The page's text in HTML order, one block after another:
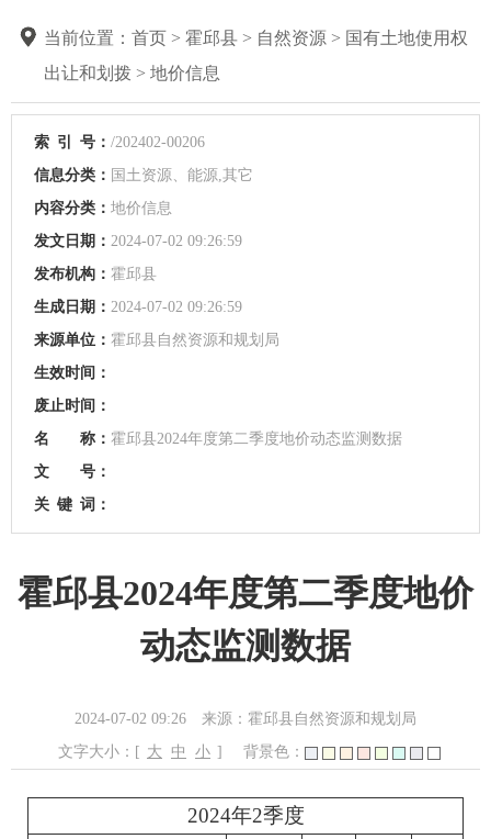
当前位置： 首页 > 霍邱县 > 自然资源 > 国有土地使用权
出让和划拨 > 地价信息
索 引 号： /202402-00206
信息分类： 国土资源、能源,其它
内容分类： 地价信息
发文日期： 2024-07-02 09:26:59
发布机构： 霍邱县
生成日期： 2024-07-02 09:26:59
来源单位： 霍邱县自然资源和规划局
生效时间：
废止时间：
名 称： 霍邱县2024年度第二季度地价动态监测数据
文 号：
关 键 词：
霍邱县2024年度第二季度地价
动态监测数据
2024-07-02 09:26
来源：霍邱县自然资源和规划局
文字大小：[ 大 中 小 ] 背景色：
2024年2季度